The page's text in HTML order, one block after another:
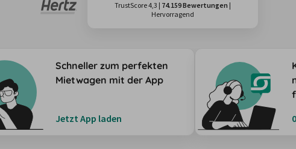
TrustScore 4,3 | 74.159 Bewertungen |
Hervorragend
Schneller zum perfekten
Mietwagen mit der App
Jetzt App laden